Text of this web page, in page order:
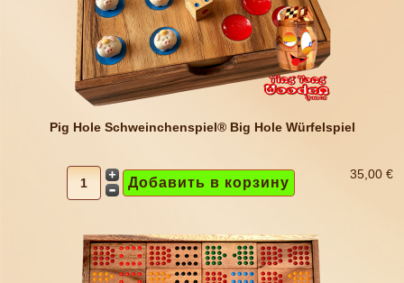
Pig Hole Schweinchenspiel® Big Hole Würfelspiel
35,00 €